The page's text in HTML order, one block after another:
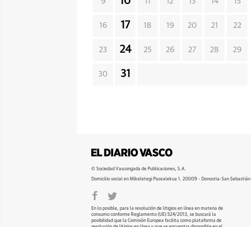
16 17 18 19 20 21 22
23 24 25 26 27 28 29
30 31
© Sociedad Vascongada de Publicaciones, S.A.
Domicilio social en Mikeletegi Pasealekua 1. 20009 - Donostia-San Sebastián
En lo posible, para la resolución de litigios en línea en materia de
consumo conforme Reglamento (UE) 524/2013, se buscará la
posibilidad que la Comisión Europea facilita como plataforma de